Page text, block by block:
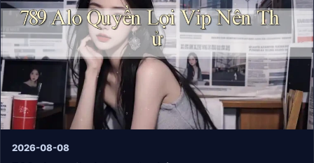
2026-08-08